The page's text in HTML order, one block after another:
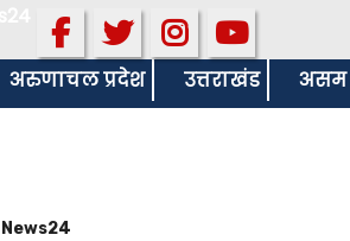
अरुणाचल प्रदेश उत्तराखंड असम
News24